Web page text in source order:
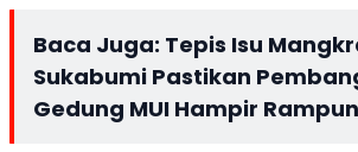
Baca Juga: Tepis Isu
Sukabumi Pastikan
Gedung MUI Hampir